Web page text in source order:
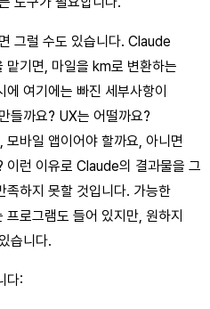
그럴 수도 있습니다. Claude
기면, 마일을 km로 변환하는
여기에는 빠진 세부사항이
들까요? UX는 어떨까요?
바일 앱이어야 할까요, 아니면
런 이유로 Claude의 결과물을 그
족하지 못할 것입니다. 가능한
로그램도 들어 있지만, 원하지
습니다.
다: